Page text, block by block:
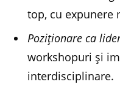
top, cu expunere
Poziționare ca
workshopuri și
interdisciplinare.